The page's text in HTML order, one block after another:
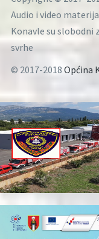
Audio i video
Konavle su slobodni
svrhe
© 2017-2018 Općina